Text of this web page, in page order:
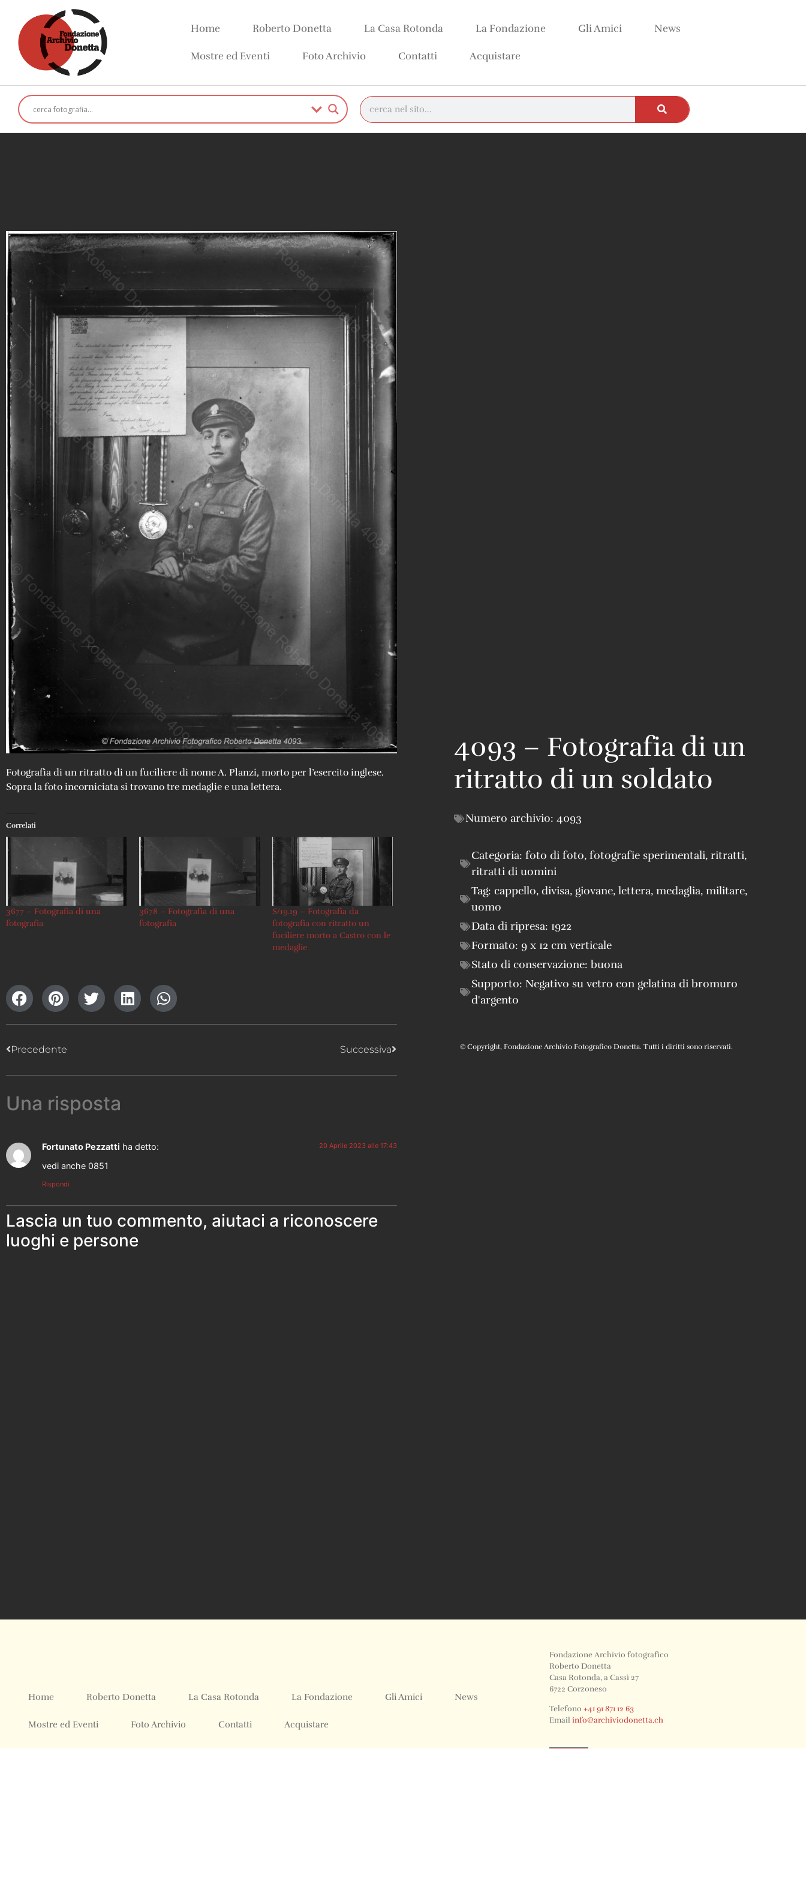
Home Roberto Donetta La Casa Rotonda La Fondazione Gli Amici News
Mostre ed Eventi Foto Archivio Contatti Acquistare
Fotografia di un ritratto di un fuciliere di nome A. Planzi, morto per l’esercito inglese.
Sopra la foto incorniciata si trovano tre medaglie e una lettera.
Correlati
3677 – Fotografia di una
fotografia
3678 – Fotografia di una
fotografia
S/19.19 – Fotografia da
fotografia con ritratto un
fuciliere morto a Castro con le
medaglie
Precedente Successiva
Una risposta
Fortunato Pezzatti ha detto: 20 Aprile 2023 alle 17:43
vedi anche 0851
Rispondi
Lascia un tuo commento, aiutaci a riconoscere
luoghi e persone
4093 – Fotografia di un
ritratto di un soldato
Numero archivio: 4093
Categoria: foto di foto, fotografie sperimentali, ritratti,
ritratti di uomini
Tag: cappello, divisa, giovane, lettera, medaglia, militare,
uomo
Data di ripresa: 1922
Formato: 9 x 12 cm verticale
Stato di conservazione: buona
Supporto: Negativo su vetro con gelatina di bromuro
d'argento
© Copyright, Fondazione Archivio Fotografico Donetta. Tutti i diritti sono riservati.
Home Roberto Donetta La Casa Rotonda La Fondazione Gli Amici News
Mostre ed Eventi Foto Archivio Contatti Acquistare
Fondazione Archivio fotografico
Roberto Donetta
Casa Rotonda, a Cassì 27
6722 Corzoneso
Telefono +41 91 871 12 63
Email info@archiviodonetta.ch